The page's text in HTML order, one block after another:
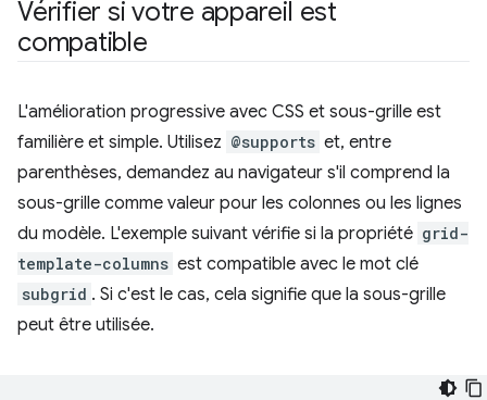
Vérifier si votre appareil est
compatible
L'amélioration progressive avec CSS et sous-grille est
familière et simple. Utilisez @supports et, entre
parenthèses, demandez au navigateur s'il comprend la
sous-grille comme valeur pour les colonnes ou les lignes
du modèle. L'exemple suivant vérifie si la propriété grid-
template-columns est compatible avec le mot clé
subgrid . Si c'est le cas, cela signifie que la sous-grille
peut être utilisée.